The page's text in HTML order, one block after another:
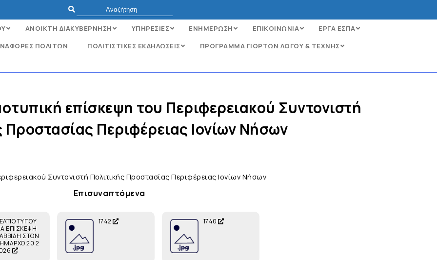
ΑΝΟΙΚΤΗ ΔΙΑΚΥΒΕΡΝΗΣΗ ΥΠΗΡΕΣΙΕΣ ΕΝΗΜΕΡΩΣΗ ΕΠΙΚΟΙΝΩΝΙΑ
ΕΡΓΑ ΕΣΠΑ
ΠΟΛΙΤΏΝ ΠΟΛΙΤΙΣΤΙΚΕΣ ΕΚΔΗΛΩΣΕΙΣ
ΠΡΟΓΡΑΜΜΑ ΓΙΟΡΤΩΝ ΛΟΓΟΥ & ΤΕΧΝΗΣ
επίσκεψη του Περιφερειακού Συντονιστή
Προστασίας Περιφέρειας Ιονίων Νήσων
Συντονιστή Πολιτικής Προστασίας Περιφέρειας Ιονίων Νήσων
Επισυναπτόμενα
ΤΥΠΟΥ
ΕΠΙΣΚΕΨΗ
ΣΤΟΝ
20 2
1742 1740